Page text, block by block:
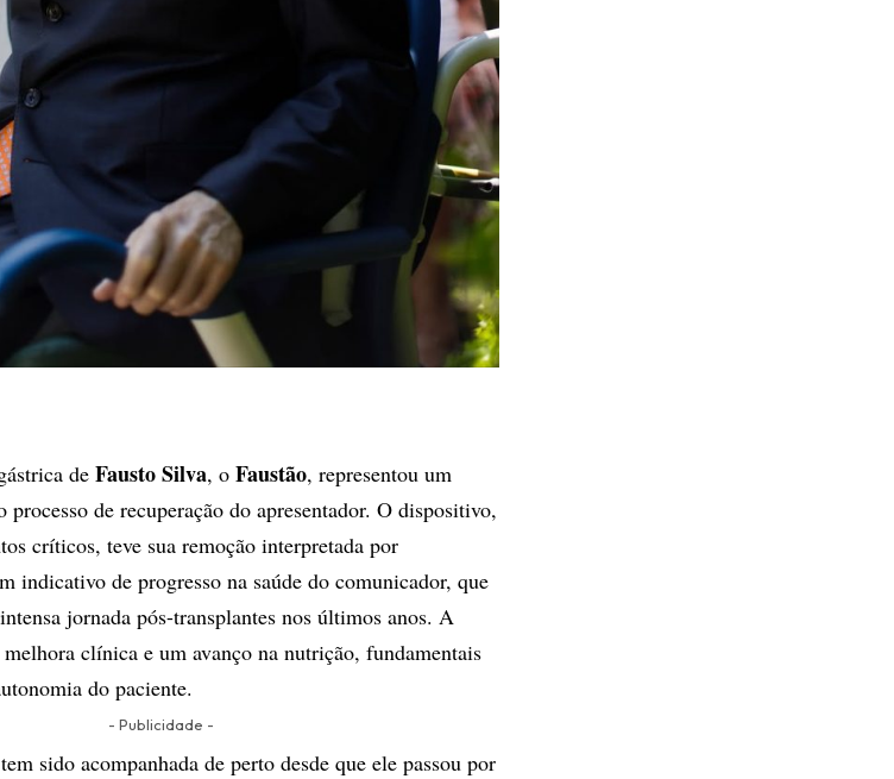
de Fausto Silva, o Faustão, representou um
processo de recuperação do apresentador. O dispositivo,
críticos, teve sua remoção interpretada por
indicativo de progresso na saúde do comunicador, que
jornada pós-transplantes nos últimos anos. A
clínica e um avanço na nutrição, fundamentais
do paciente.
- Publicidade -
tem sido acompanhada de perto desde que ele passou por